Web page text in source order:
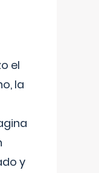
el
la
y